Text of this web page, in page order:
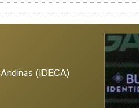
(IDECA)